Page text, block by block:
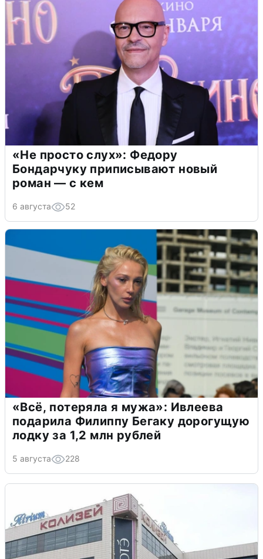
«Не просто слух»: Федору
Бондарчуку приписывают новый
роман — с кем
6 августа 52
«Всё, потеряла я мужа»: Ивлеева
подарила Филиппу Бегаку дорогущую
лодку за 1,2 млн рублей
5 августа 228